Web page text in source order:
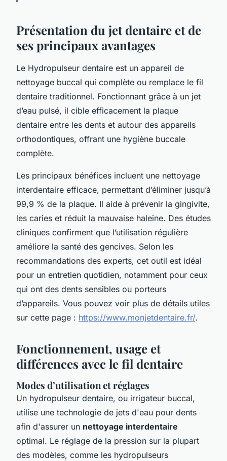
Présentation du jet dentaire et de
ses principaux avantages
Le Hydropulseur dentaire est un appareil de
nettoyage buccal qui complète ou remplace le fil
dentaire traditionnel. Fonctionnant grâce à un jet
d’eau pulsé, il cible efficacement la plaque
dentaire entre les dents et autour des appareils
orthodontiques, offrant une hygiène buccale
complète.
Les principaux bénéfices incluent une nettoyage
interdentaire efficace, permettant d’éliminer jusqu’à
99,9 % de la plaque. Il aide à prévenir la gingivite,
les caries et réduit la mauvaise haleine. Des études
cliniques confirment que l’utilisation régulière
améliore la santé des gencives. Selon les
recommandations des experts, cet outil est idéal
pour un entretien quotidien, notamment pour ceux
qui ont des dents sensibles ou porteurs
d’appareils. Vous pouvez voir plus de détails utiles
sur cette page : https://www.monjetdentaire.fr/.
Fonctionnement, usage et
différences avec le fil dentaire
Modes d’utilisation et réglages
Un hydropulseur dentaire, ou irrigateur buccal,
utilise une technologie de jets d'eau pour dents
afin d'assurer un nettoyage interdentaire
optimal. Le réglage de la pression sur la plupart
des modèles, comme les hydropulseurs